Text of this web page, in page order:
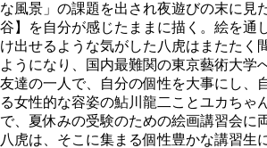
な風景」の課題を出され夜遊びの末に見
谷】を自分が感じたままに描く。絵を通
け出せるような気がした八虎はまたたく
ようになり、国内最難関の東京藝術大学
友達の一人で、自分の個性を大事にし、
る女性的な容姿の鮎川龍二ことユカちゃ
で、夏休みの受験のための絵画講習会に
八虎は、そこに集まる個性豊かな講習生